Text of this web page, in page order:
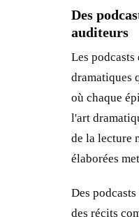
Des
auditeurs
Les
dramatiques
où chaque
l'art
de la lecture
élaborées
Des
des récits